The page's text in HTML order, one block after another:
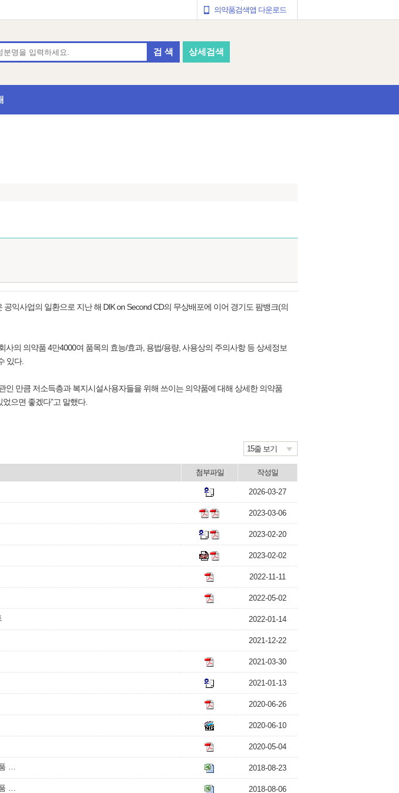
의약품검색앱 다운로드
검 색 상세검색
익사업의 일환으로 지난 해 DIK on Second CD의 무상배포에 이어 경기도 팜뱅크(의
의 의약품 4만4000여 품목의 효능/효과, 용법/용량, 사용상의 주의사항 등 상세정보
있다.
만큼 저소득층과 복지시설사용자들을 위해 쓰이는 의약품에 대해 상세한 의약품
으면 좋겠다”고 말했다.
15줄 보기
첨부파일 작성일
2026-03-27
2023-03-06
2023-02-20
2023-02-02
2022-11-11
2022-05-02
2022-01-14
2021-12-22
2021-03-30
2021-01-13
2020-06-26
2020-06-10
2020-05-04
[식품의약품안전처] 발사르탄 성분 고혈압 치료제 잠정 판매중지 대상 의약품 목록(8월 23일 기준) 2018-08-23
[식품의약품안전처] 발사르탄 성분 고혈압 치료제 잠정 판매중지 대상 의약품 목록(8월 6일 기준) 2018-08-06